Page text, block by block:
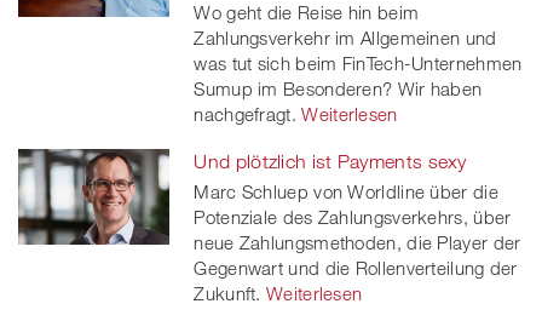
Wo geht die Reise hin beim
Zahlungsverkehr im Allgemeinen und
was tut sich beim FinTech-Unternehmen
Sumup im Besonderen? Wir haben
nachgefragt. Weiterlesen
Und plötzlich ist Payments sexy
Marc Schluep von Worldline über die
Potenziale des Zahlungsverkehrs, über
neue Zahlungsmethoden, die Player der
Gegenwart und die Rollenverteilung der
Zukunft.Weiterlesen